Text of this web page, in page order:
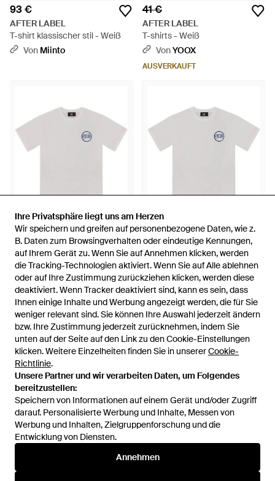
Ihre Privatsphäre liegt uns am Herzen
Wir speichern und greifen auf personenbezogene Daten, wie z.
B. Daten zum Browsingverhalten oder eindeutige Kennungen,
auf Ihrem Gerät zu. Wenn Sie auf Annehmen klicken, werden
die Tracking-Technologien aktiviert. Wenn Sie auf Alle ablehnen
oder auf Ihre Zustimmung zurückziehen klicken, werden diese
deaktiviert. Wenn Tracker deaktiviert sind, kann es sein, dass
Ihnen einige Inhalte und Werbung angezeigt werden, die für Sie
weniger relevant sind. Sie können Ihre Auswahl jederzeit ändern
bzw. Ihre Zustimmung jederzeit zurücknehmen, indem Sie
unten auf der Seite auf den Link zu den Cookie-Einstellungen
klicken. Weitere Einzelheiten finden Sie in unsererCookie-
Richtlinie.
Unsere Partner und wir verarbeiten Daten, um Folgendes
bereitzustellen:
Speichern von Informationen auf einem Gerät und/oder Zugriff
darauf. Personalisierte Werbung und Inhalte, Messen von
Werbung und Inhalten, Zielgruppenforschung und die
Entwicklung von Diensten.
Annehmen
Ihre Privatsphäre liegt uns am Herzen
Wir speichern und greifen auf personenbezogene Daten, wie z.
B. Daten zum Browsingverhalten oder eindeutige Kennungen,
auf Ihrem Gerät zu. Wenn Sie auf Annehmen klicken, werden
die Tracking-Technologien aktiviert. Wenn Sie auf Alle ablehnen
oder auf Ihre Zustimmung zurückziehen klicken, werden diese
deaktiviert. Wenn Tracker deaktiviert sind, kann es sein, dass
Ihnen einige Inhalte und Werbung angezeigt werden, die für Sie
weniger relevant sind. Sie können Ihre Auswahl jederzeit ändern
bzw. Ihre Zustimmung jederzeit zurücknehmen, indem Sie
unten auf der Seite auf den Link zu den Cookie-Einstellungen
klicken. Weitere Einzelheiten finden Sie in unsererCookie-
Richtlinie.
Unsere Partner und wir verarbeiten Daten, um Folgendes
bereitzustellen:
Speichern von Informationen auf einem Gerät und/oder Zugriff
darauf. Personalisierte Werbung und Inhalte, Messen von
Werbung und Inhalten, Zielgruppenforschung und die
Entwicklung von Diensten.
Annehmen
93 €
AFTER LABEL
T-shirt klassischer stil - Weiß
Von Miinto
41 €
AFTER LABEL
T-shirts - Weiß
VonYOOX
AUSVERKAUFT
77,60 €
AFTER LABEL
Nach Label T-Shirt Mysen -
WeißVonDrestige
AUSVERKAUFT
58,19 €
AFTER LABEL
Mysen t-shirt - Weiß
Von Miinto
AUSVERKAUFT
International